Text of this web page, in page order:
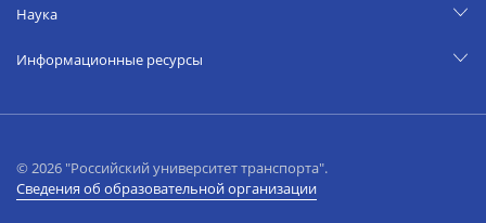
Наука
Информационные ресурсы
© 2026 "Российский университет транспорта".
Сведения об образовательной организации